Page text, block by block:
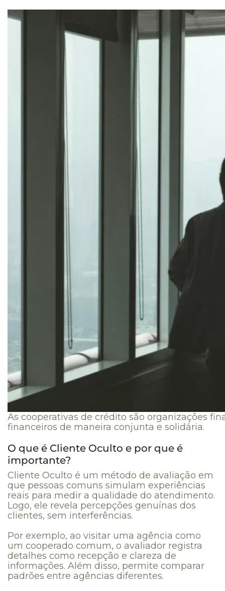
As cooperativas de crédito são organizações
financeiros de maneira conjunta e solidária.
O que é Cliente Oculto e por que é
importante?
Cliente Oculto é um método de avaliação em
que pessoas comuns simulam experiências
reais para medir a qualidade do atendimento.
Logo, ele revela percepções genuínas dos
clientes, sem interferências.
Por exemplo, ao visitar uma agência como
um cooperado comum, o avaliador registra
detalhes como recepção e clareza de
informações. Além disso, permite comparar
padrões entre agências diferentes.